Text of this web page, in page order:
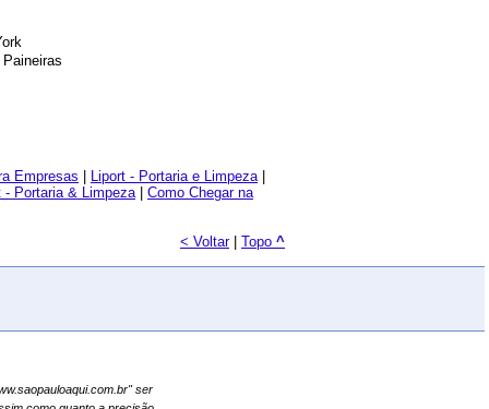
Empresas Liport - Portaria e Limpeza|
- Portaria & Limpeza| Como Chegar na
< Voltar| Topo ^
ser